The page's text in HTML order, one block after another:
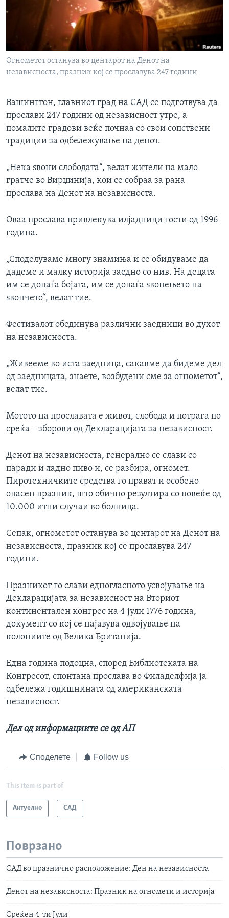
ИНТЕРВЈУА
Јазици
Огнометот останува во центарот на Денот на
независноста, празник кој се прославува 247 години
Вашингтон, главниот град на САД се подготвува да
прослави 247 години од независност утре, а
помалите градови веќе почнаа со свои сопствени
традиции за одбележување на денот.
„Нека ѕвони слободата“, велат жители на мало
гратче во Вирџинија, кои се собраа за рана
прослава на Денот на независноста.
Оваа прослава привлекува илјадници гости од 1996
година.
„Споделуваме многу знамиња и се обидуваме да
дадеме и малку историја заедно со нив. На децата
им се допаѓа бојата, им се допаѓа ѕвонењето на
ѕвончето“, велат тие.
Фестивалот обединува различни заедници во духот
на независноста.
„Живееме во иста заедница, сакавме да бидеме дел
од заедницата, знаете, возбудени сме за огнометот“,
велат тие.
Мотото на прославата е живот, слобода и потрага по
среќа – зборови од Декларацијата за независност.
Денот на независноста, генерално се слави со
паради и ладно пиво и, се разбира, огномет.
Пиротехничките средства го прават и особено
опасен празник, што обично резултира со повеќе од
10.000 итни случаи во болница.
Сепак, огнометот останува во центарот на Денот на
независноста, празник кој се прославува 247
години.
Празникот го слави едногласното усвојување на
Декларацијата за независност на Вториот
континентален конгрес на 4 јули 1776 година,
документ со кој се најавува одвојување на
колониите од Велика Британија.
Една година подоцна, според Библиотеката на
Конгресот, спонтана прослава во Филаделфија ја
одбележа годишнината од американската
независност.
Дел од информациите се од АП
Споделете Follow us
This item is part of
Актуелно САД
Поврзано
САД во празнично расположение: Ден на независноста
Денот на независноста: Празник на огномети и историја
Среќен 4-ти Јули